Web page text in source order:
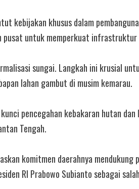
kebijakan khusus dalam
untuk memperkuat infrastruktur
sungai. Langkah ini krusial
lahan gambut di musim kemarau.
pencegahan kebakaran hutan
Tengah.
komitmen daerahnya
RI Prabowo Subianto sebagai